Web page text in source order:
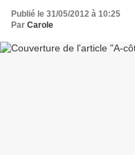
Publié le 31/05/2012 à 10:25
Par Carole